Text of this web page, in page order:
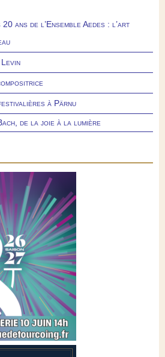
ans de l’Ensemble Aedes : l’art
à Pärnu
de la joie à la lumière